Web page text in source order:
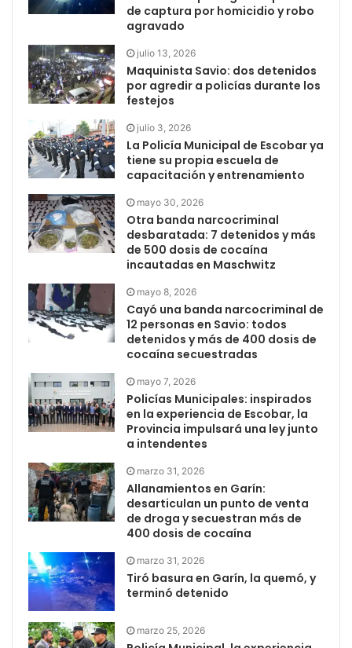
de captura por homicidio y robo
agravado
julio 13, 2026
Maquinista Savio: dos detenidos
por agredir a policías durante los
festejos
julio 3, 2026
La Policía Municipal de Escobar ya
tiene su propia escuela de
capacitación y entrenamiento
mayo 30, 2026
Otra banda narcocriminal
desbaratada: 7 detenidos y más
de 500 dosis de cocaína
incautadas en Maschwitz
mayo 8, 2026
Cayó una banda narcocriminal de
12 personas en Savio: todos
detenidos y más de 400 dosis de
cocaína secuestradas
mayo 7, 2026
Policías Municipales: inspirados
en la experiencia de Escobar, la
Provincia impulsará una ley junto
a intendentes
marzo 31, 2026
Allanamientos en Garín:
desarticulan un punto de venta
de droga y secuestran más de
400 dosis de cocaína
marzo 31, 2026
Tiró basura en Garín, la quemó, y
terminó detenido
marzo 25, 2026